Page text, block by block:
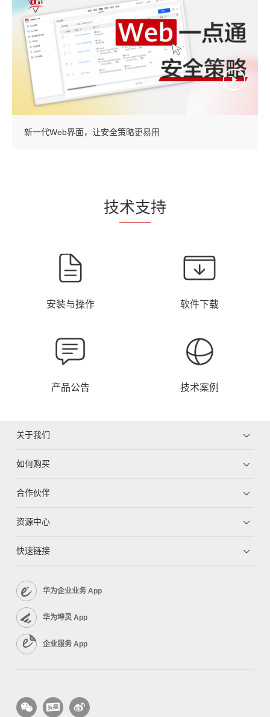
新一代Web界面，让安全策略更易用
技术支持
安装与操作 软件下载
产品公告 技术案例
关于我们
如何购买
合作伙伴
资源中心
快速链接
华为企业业务 App
华为坤灵 App
企业服务 App